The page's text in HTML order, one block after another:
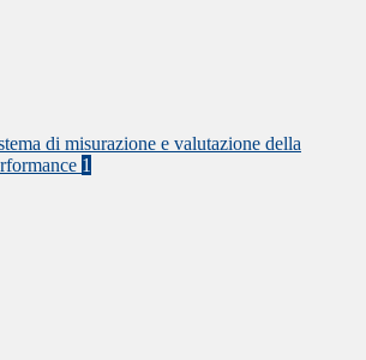
di misurazione e valutazione della
1